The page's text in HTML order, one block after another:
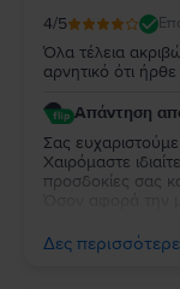
4/5
Όλα τέλεια
αρνητικό ότι
Απάντηση
Σας
Χαιρόμαστε
προσδοκίες σας
φυσιολογικό η
διατηρείται η
Δες